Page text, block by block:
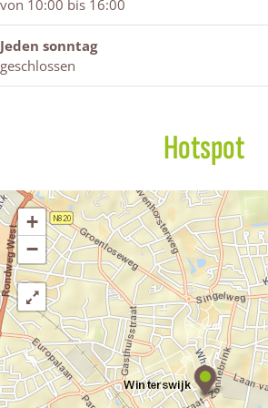
w
von 10:00 bis 16:00
Jeden sonntag
geschlossen
Hotspot
C
o
l
+
−